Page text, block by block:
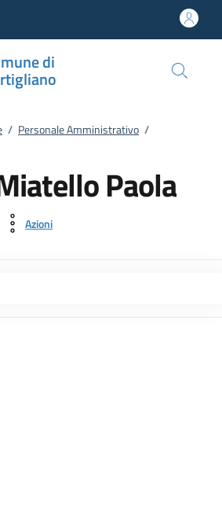
di
/ Personale Amministrativo /
Paola
Azioni